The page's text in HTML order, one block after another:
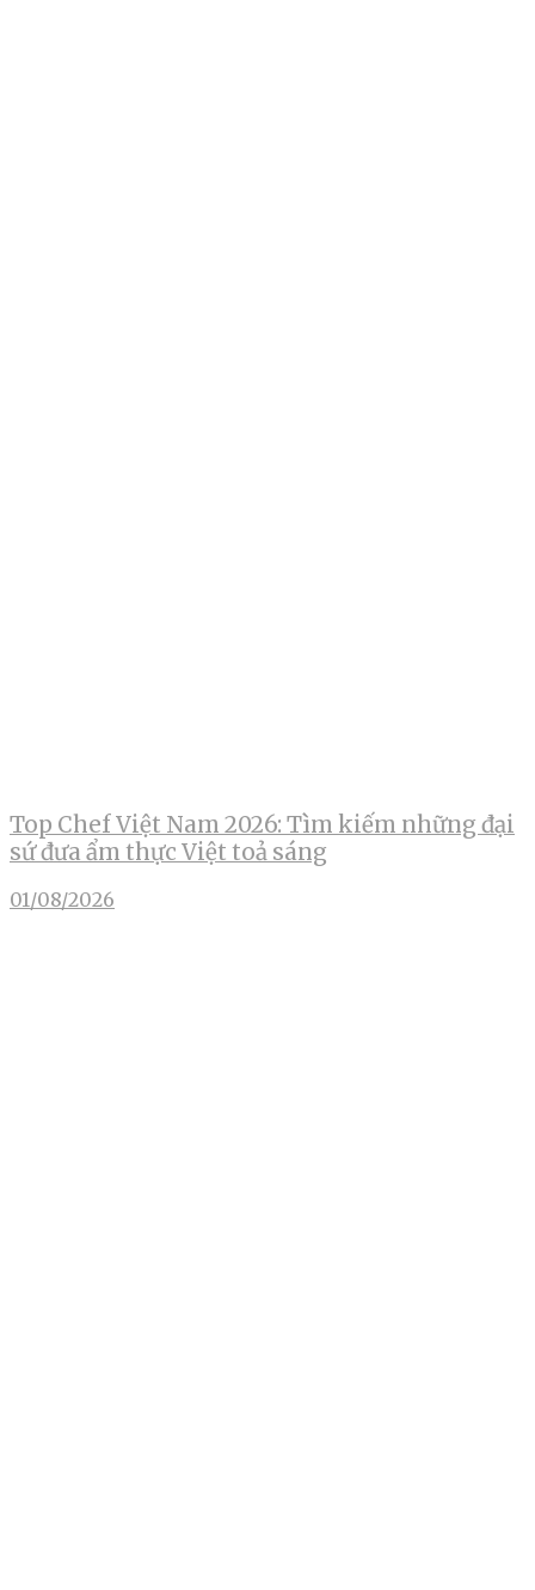
Top Chef Việt Nam 2026: Tìm kiếm những đại
sứ đưa ẩm thực Việt toả sáng
01/08/2026